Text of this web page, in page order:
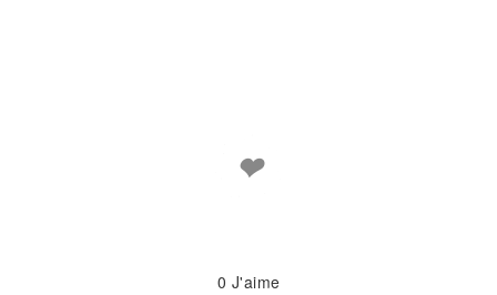
❤
0 J'aime